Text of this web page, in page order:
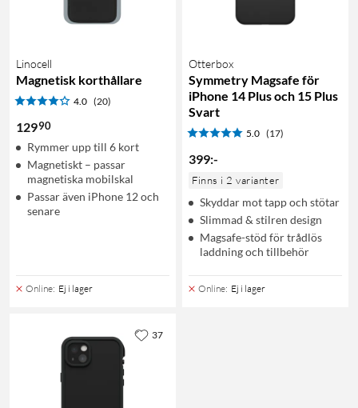
Linocell
Magnetisk korthållare
4.0 (20)
12990
Rymmer upp till 6 kort
Magnetiskt – passar
magnetiska mobilskal
Passar även iPhone 12 och
senare
Online: Ej i lager
Otterbox
Symmetry Magsafe för
iPhone 14 Plus och 15 Plus
Svart
5.0 (17)
399:-
Finns i 2 varianter
Skyddar mot tapp och stötar
Slimmad & stilren design
Magsafe-stöd för trådlös
laddning och tillbehör
Online: Ej i lager
37